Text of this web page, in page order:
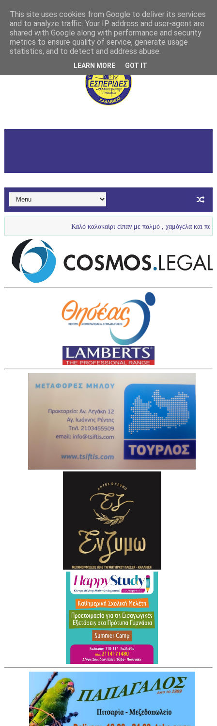
Καλό καλοκαίρι είπαν με παλμό , χαμόγελα και πολύ νερό τα
This site uses cookies from Google to deliver its services
and to analyze traffic. Your IP address and user-agent are
shared with Google along with performance and security
metrics to ensure quality of service, generate usage
statistics, and to detect and address abuse.
LEARN MORE GOT IT